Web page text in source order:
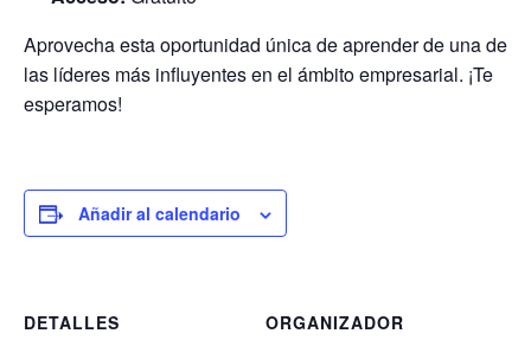
Aprovecha esta oportunidad única de aprender de una de
las líderes más influyentes en el ámbito empresarial. ¡Te
esperamos!
Añadir al calendario
DETALLES
ORGANIZADOR